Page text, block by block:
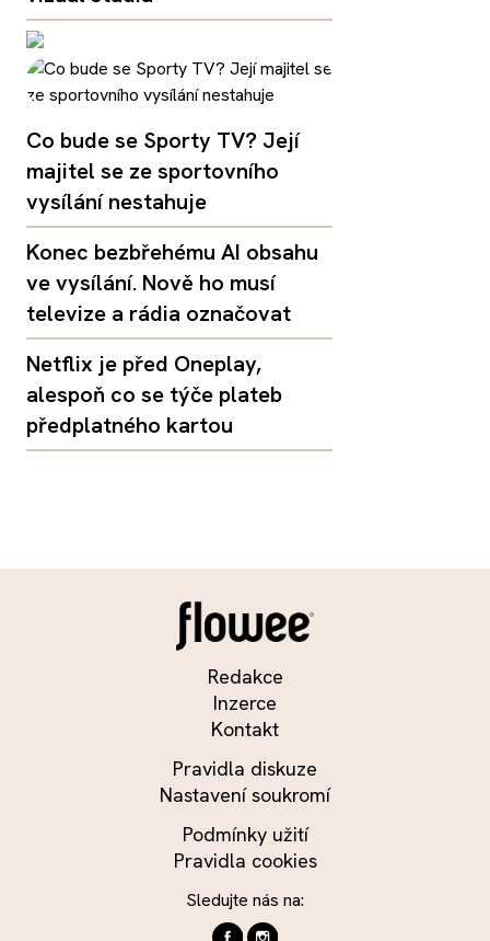
Co bude se Sporty TV? Její
majitel se ze sportovního
vysílání nestahuje
Konec bezbřehému AI obsahu
ve vysílání. Nově ho musí
televize a rádia označovat
Netflix je před Oneplay,
alespoň co se týče plateb
předplatného kartou
Redakce
Inzerce
Kontakt
Pravidla diskuze
Nastavení soukromí
Podmínky užití
Pravidla cookies
Sledujte nás na: